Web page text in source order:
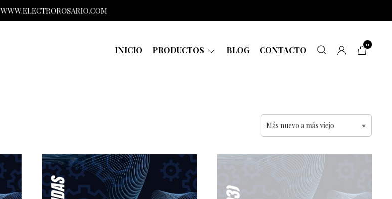
WWW.ELECTROROSARIO.COM
INICIO PRODUCTOS BLOG CONTACTO
0